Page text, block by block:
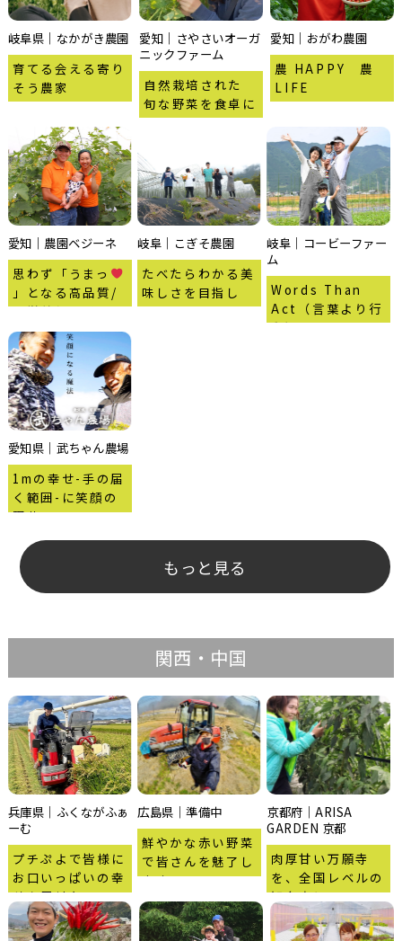
岐阜県｜なかがき農園
育てる会える寄り
そう農家
愛知｜さやさいオーガ
ニックファーム
自然栽培された
旬な野菜を食卓に
愛知｜おがわ農園
農 HAPPY 農
LIFE
愛知｜農園ベジーネ
思わず「うまっ
」となる高品質/
高栄養価の野菜を
多く届けたい
岐阜｜こぎそ農園
たべたらわかる美
味しさを目指し
て?
岐阜｜コービーファー
ム
Words Than
Act（言葉より行
動）
愛知県｜武ちゃん農場
1mの幸せ-手の届
く範囲-に笑顔の
野菜
もっと見る
関西・中国
兵庫県｜ふくながふぁ
ーむ
プチぷよで皆様に
お口いっぱいの幸
せを届けたい！
広島県｜準備中
鮮やかな赤い野菜
で皆さんを魅了し
ます！
京都府｜ARISA
GARDEN 京都
肉厚甘い万願寺
を、全国レベルの
知名度に！